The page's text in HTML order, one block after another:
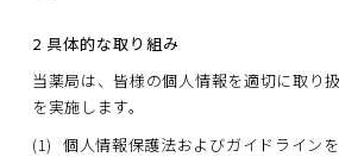
2 具体的な取り組み
当薬局は、皆様の個人情報を適切に取り
を実施します。
(1) 個人情報保護法およびガイドライン